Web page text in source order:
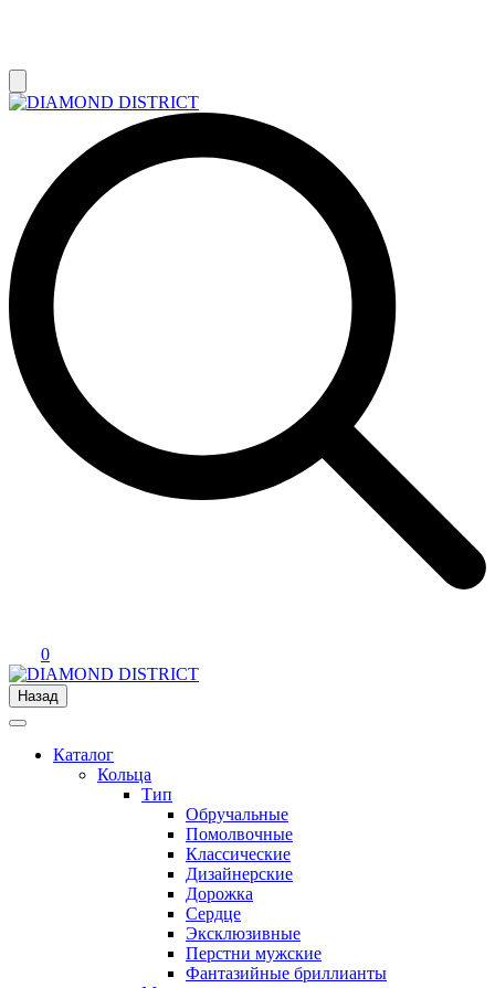
0
Назад
Каталог
Кольца
Тип
Обручальные
Помолвочные
Классические
Дизайнерские
Дорожка
Сердце
Эксклюзивные
Перстни мужские
Фантазийные бриллианты